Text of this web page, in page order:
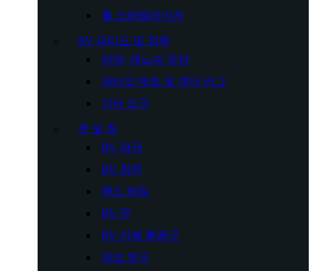
휠 스태빌라이저
RV 파티오 및 정원
차양, 캐노피 차양
파티오 매트 및 계단 러그
기타 도구
문 및 창
RV 잠금
RV 창문
핸드 레일
RV 문
RV 지붕 통풍구
양보 창구